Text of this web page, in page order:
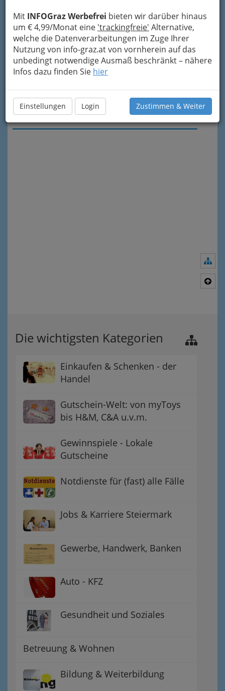
Mit INFOGraz Werbefrei bieten wir darüber hinaus
um € 4,99/Monat eine 'trackingfreie' Alternative,
welche die Datenverarbeitungen im Zuge Ihrer
Nutzung von info-graz.at von vornherein auf das
unbedingt notwendige Ausmaß beschränkt – nähere
Infos dazu finden Sie hier
Einstellungen Login Zustimmen & Weiter
Meine Nachricht senden
Die wichtigsten Kategorien
Einkaufen & Schenken - der
Handel
Gutschein-Welt: von myToys
bis H&M, C&A u.v.m.
Gewinnspiele - Lokale
Gutscheine
Notdienste für (fast) alle Fälle
Jobs & Karriere Steiermark
Gewerbe, Handwerk, Banken
Auto - KFZ
Gesundheit und Soziales
Betreuung & Wohnen
Bildung & Weiterbildung